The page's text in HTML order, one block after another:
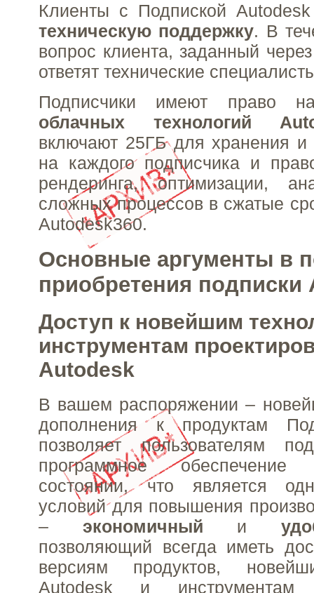
Клиенты с Подпиской
техническую поддержку. В
вопрос клиента, заданный
ответят технические
Подписчики имеют право на
облачных технологий
включают 25ГБ для хранения
на каждого подписчика и
рендеринга, оптимизации,
сложных процессов в сжатые
Autodesk360.
Основные аргументы в
приобретения подписки
Доступ к новейшим
инструментам
Autodesk
В вашем распоряжении –
дополнения к продуктам
позволяет пользователям
программное
состоянии, что является
условий для повышения
– экономичный и
позволяющий всегда иметь
версиям продуктов,
Autodesk и инструментам